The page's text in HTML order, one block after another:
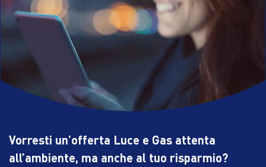
Vorresti un’offerta Luce e Gas attenta
all’ambiente, ma anche al tuo risparmio?